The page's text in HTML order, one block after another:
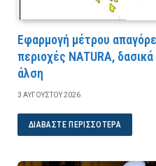
Εφαρμογή μέτρου
περιοχές NATURA,
άλση
3 ΑΥΓΟΎΣΤΟΥ 2026
ΔΙΑΒΆΣΤΕ ΠΕΡΙΣΣΌΤΕΡΑ